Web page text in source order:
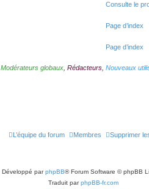
Consulte le
Page d’index
Page d’index
Modérateurs globaux Rédacteurs Nouveaux
Supprimer
Membres
L’équipe du forum
Développé parphpBB® Forum Software © phpBB
Traduit parphpBB-fr.com